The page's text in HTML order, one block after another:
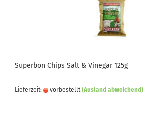
Superbon Chips Salt & Vinegar 125g
Lieferzeit: vorbestellt (Ausland abweichend)